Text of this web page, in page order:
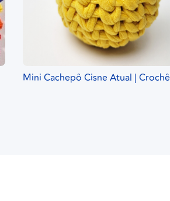
Mini Cachepô Cisne Atual | Crochê